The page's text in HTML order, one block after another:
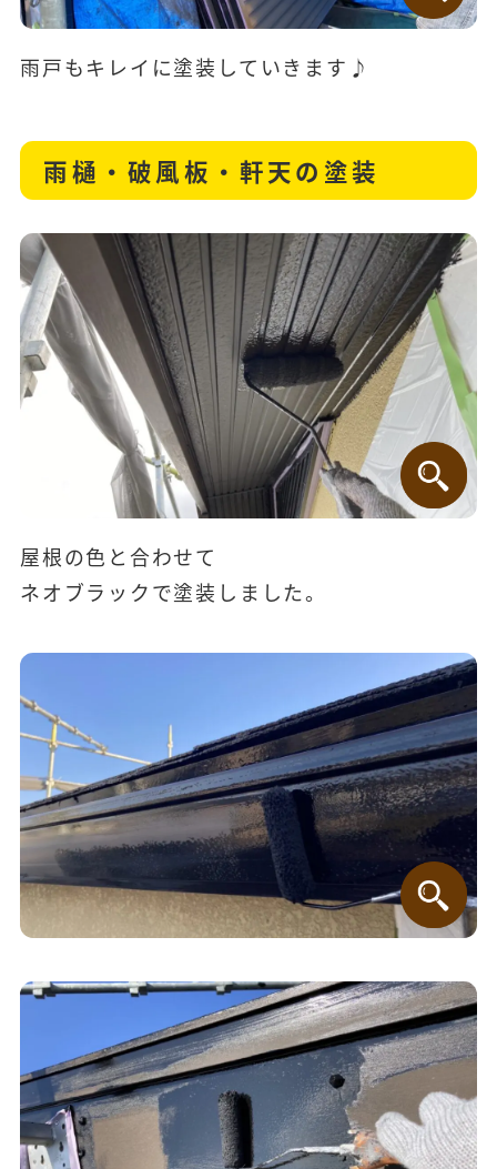
雨戸もキレイに塗装していきます♪
雨樋・破風板・軒天の塗装
屋根の色と合わせて
ネオブラックで塗装しました。